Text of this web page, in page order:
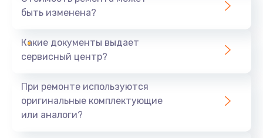
Ремонт электроплаты
Замена центрирующей шайбы динамика
быть изменена?
Какие документы выдает
сервисный центр?
При ремонте используются
оригинальные комплектующие
или аналоги?